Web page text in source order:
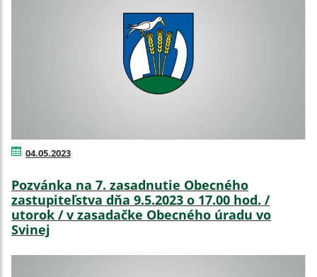
04.05.2023
Pozvánka na 7. zasadnutie Obecného
zastupiteľstva dňa 9.5.2023 o 17.00 hod. /
utorok / v zasadačke Obecného úradu vo
Svinej